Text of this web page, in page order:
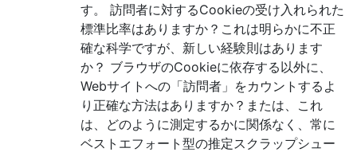
す。 訪問者に対するCookieの受け入れられた
標準比率はありますか？これは明らかに不正
確な科学ですが、新しい経験則はあります
か？ ブラウザのCookieに依存する以外に、
Webサイトへの「訪問者」をカウントするよ
り正確な方法はありますか？または、これ
は、どのように測定するかに関係なく、常に
ベストエフォート型の推定スクラップシュー